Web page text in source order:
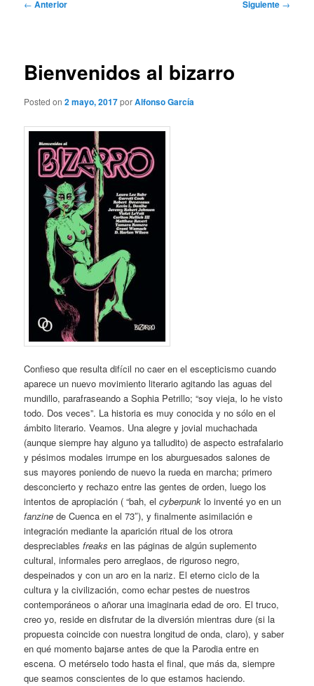
← Anterior Siguiente →
Bienvenidos al bizarro
Posted on2 mayo, 2017porAlfonso García
Confieso que resulta difícil no caer en el escepticismo cuando
aparece un nuevo movimiento literario agitando las aguas del
mundillo, parafraseando a Sophia Petrillo; “soy vieja, lo he visto
todo. Dos veces”. La historia es muy conocida y no sólo en el
ámbito literario. Veamos. Una alegre y jovial muchachada
(aunque siempre hay alguno ya talludito) de aspecto estrafalario
y pésimos modales irrumpe en los aburguesados salones de
sus mayores poniendo de nuevo la rueda en marcha; primero
desconcierto y rechazo entre las gentes de orden, luego los
intentos de apropiación ( “bah, elcyberpunk lo inventé yo en un
fanzine de Cuenca en el 73″), y finalmente asimilación e
integración mediante la aparición ritual de los otrora
despreciablesfreaks en las páginas de algún suplemento
cultural, informales pero arreglaos, de riguroso negro,
despeinados y con un aro en la nariz. El eterno ciclo de la
cultura y la civilización, como echar pestes de nuestros
contemporáneos o añorar una imaginaria edad de oro. El truco,
creo yo, reside en disfrutar de la diversión mientras dure (si la
propuesta coincide con nuestra longitud de onda, claro), y saber
en qué momento bajarse antes de que la Parodia entre en
escena. O metérselo todo hasta el final, que más da, siempre
que seamos conscientes de lo que estamos haciendo.